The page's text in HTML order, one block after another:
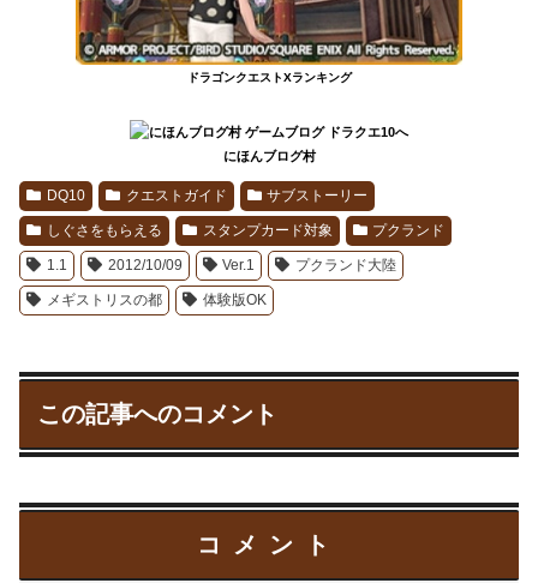
ドラゴンクエストXランキング
にほんブログ村
DQ10 クエストガイド サブストーリー
しぐさをもらえる スタンプカード対象 プクランド
1.1 2012/10/09 Ver.1 プクランド大陸
メギストリスの都 体験版OK
この記事へのコメント
コメント